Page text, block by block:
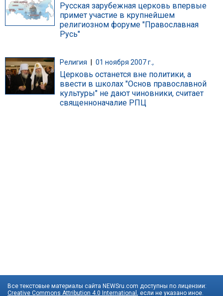
Русская зарубежная церковь впервые
примет участие в крупнейшем
религиозном форуме "Православная
Русь"
Религия 01 ноября 2007 г.,
Церковь останется вне политики, а
ввести в школах "Основ православной
культуры" не дают чиновники, считает
священноначалие РПЦ
Все текстовые материалы сайта NEWSru.com доступны по лицензии:
Creative Commons Attribution 4.0 International , если не указано иное.